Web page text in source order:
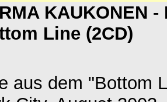
KAUKONEN
Line (2CD)
aus dem "Bottom